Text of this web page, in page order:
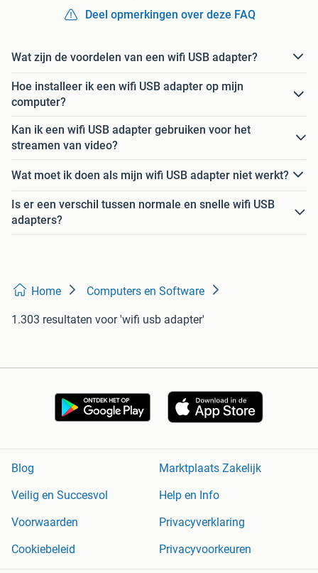
Deel opmerkingen over deze FAQ
Wat zijn de voordelen van een wifi USB adapter?
Hoe installeer ik een wifi USB adapter op mijn
computer?
Kan ik een wifi USB adapter gebruiken voor het
streamen van video?
Wat moet ik doen als mijn wifi USB adapter niet werkt?
Is er een verschil tussen normale en snelle wifi USB
adapters?
Home Computers en Software
1.303 resultaten voor 'wifi usb adapter'
Blog
Marktplaats Zakelijk
Veilig en Succesvol
Help en Info
Voorwaarden
Privacyverklaring
Cookiebeleid
Privacyvoorkeuren